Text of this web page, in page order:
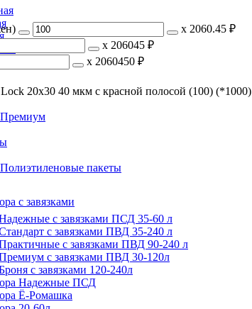
Полиэтиленовые пакеты
с завязками
с завязками ПСД 35-60 л
с завязками ПВД 35-240 л
с завязками ПВД 90-240 л
с завязками ПВД 30-120л
с завязками 120-240л
Надежные ПСД
Ё-Ромашка
х 2060.45 ₽
х 206045 ₽
х 2060450 ₽
20х30 40 мкм с красной полосой (100) (*1000)